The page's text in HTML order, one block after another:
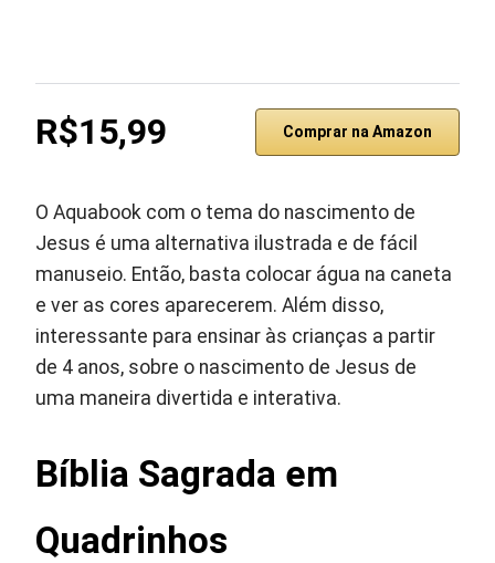
R$15,99 Comprar na Amazon
O Aquabook com o tema do nascimento de
Jesus é uma alternativa ilustrada e de fácil
manuseio. Então, basta colocar água na caneta
e ver as cores aparecerem. Além disso,
interessante para ensinar às crianças a partir
de 4 anos, sobre o nascimento de Jesus de
uma maneira divertida e interativa.
Bíblia Sagrada em
Quadrinhos